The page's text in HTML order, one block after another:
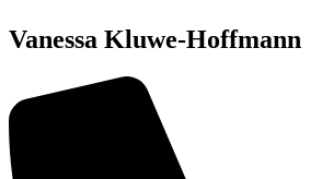
Vanessa Kluwe-Hoffmann